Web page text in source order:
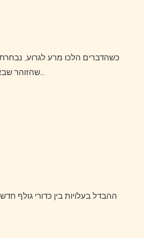
כשהדברים הלכו מרע לגרוע, נבחרת אנגליה נכשלה בעולם הקריקט גביע וראו את המאמן שלהם מפוטר.אפשר להבחין
שהזוהר שבא בעקבות ההצלחות של לפני שנתיים דעך – ילדים לא נמצאים בפארקים משחקים…
ההבדל בעלויות בין כדורי גולף חדשים לכדורי אגם יחסוך לשחקן החדש כמות עצומה של כסף בטווח הארוך.זה גם מקל